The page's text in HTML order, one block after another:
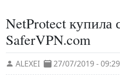
NetProtect купила
SaferVPN.com
ALEXEI 27/07/2019 - 09:29